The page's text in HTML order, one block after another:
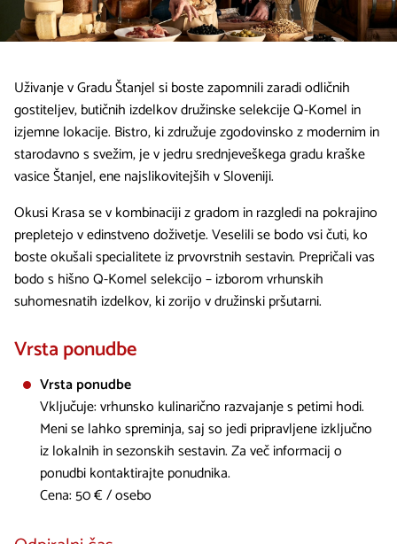
Uživanje v Gradu Štanjel si boste zapomnili zaradi odličnih
gostiteljev, butičnih izdelkov družinske selekcije Q-Komel in
izjemne lokacije. Bistro, ki združuje zgodovinsko z modernim in
starodavno s svežim, je v jedru srednjeveškega gradu kraške
vasice Štanjel, ene najslikovitejših v Sloveniji.
Okusi Krasa se v kombinaciji z gradom in razgledi na pokrajino
prepletejo v edinstveno doživetje. Veselili se bodo vsi čuti, ko
boste okušali specialitete iz prvovrstnih sestavin. Prepričali vas
bodo s hišno Q-Komel selekcijo – izborom vrhunskih
suhomesnatih izdelkov, ki zorijo v družinski pršutarni.
Vrsta ponudbe
Vrsta ponudbe
Vključuje: vrhunsko kulinarično razvajanje s petimi hodi.
Meni se lahko spreminja, saj so jedi pripravljene izključno
iz lokalnih in sezonskih sestavin. Za več informacij o
ponudbi kontaktirajte ponudnika.
Cena: 50 € / osebo